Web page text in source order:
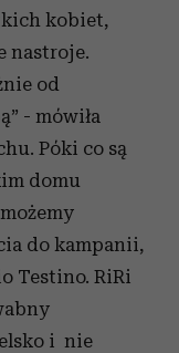
kobiet,
nastroje.
od
- mówiła
Póki co są
domu
do kampanii,
Testino. RiRi
i nie